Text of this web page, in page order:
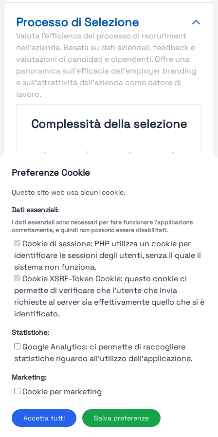
Preferenze Cookie
Questo sito web usa alcuni cookie.
Dati essenziali:
I dati essenziali sono necessari per fare funzionare l'applicazione
correttamente, e quindi non possono essere disabilitati.
Cookie di sessione: PHP utilizza un cookie per
identificare le sessioni degli utenti, senza il quale il
sistema non funziona.
Cookie XSRF-Token Cookie: questo cookie ci
permette di verificare che l'utente che invia
richieste al server sia effettivamente quello che si è
identificato.
Statistiche:
Google Analytics: ci permette di raccogliere
statistiche riguardo all'utilizzo dell'applicazione.
Marketing:
Cookie per marketing
Accetta tutti Salva preferenze
Processo di Selezione
Valuta l'efficienza del processo di recruitment
nell'azienda. Basata su dati aziendali, feedback e
valutazioni di candidati e dipendenti. Offre una
panoramica sull'efficacia dell'employer branding
e sull'attrattività dell'azienda come datore di
lavoro.
Complessità della selezione
Velocità del processo di
Molto
Breve Lungo
Molto
Misuriamo l'efficienza e la velocità del processo
di selezione del personale attraverso dati
aziendali, feedback dei candidati e valutazioni
Termini e Condizioni
© 2019-2026 Stupendio. Tutti i diritti riservati | Smarteris S.r.l. P.IVA
02659750992 | Capitale Sociale € 2.550 i.v.